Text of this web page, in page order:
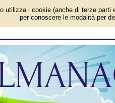
Ecco gli avvenimenti in Italia e
i personaggi famosi. Per conoscere
utilizza i cookie (anche di terze parti
per conoscere le modalità per